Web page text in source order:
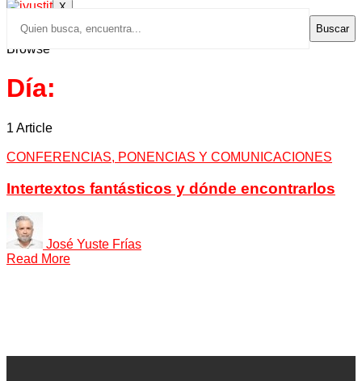
X
Buscar
Browse
Día:
1 Article
CONFERENCIAS, PONENCIAS Y COMUNICACIONES
Intertextos fantásticos y dónde encontrarlos
José Yuste Frías
Read More